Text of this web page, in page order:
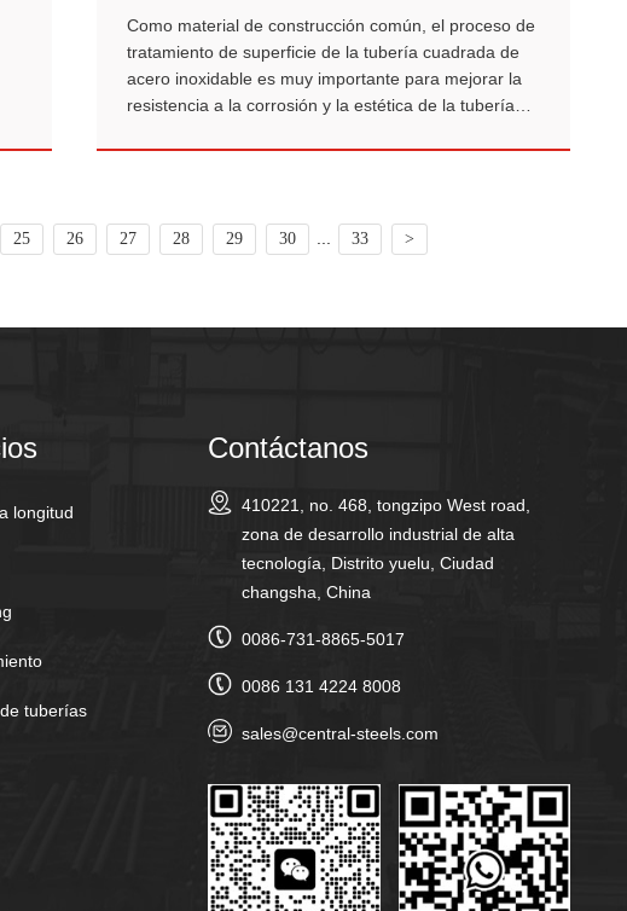
Como material de construcción común, el proceso de
tratamiento de superficie de la tubería cuadrada de
acero inoxidable es muy importante para mejorar la
resistencia a la corrosión y la estética de la tubería
25 26 27 28 29 30 33 >
longitud
tuberías
Contáctanos
410221, no. 468, tongzipo West road,
zona de desarrollo industrial de alta
tecnología, Distrito yuelu, Ciudad
changsha, China
0086-731-8865-5017
0086 131 4224 8008
sales@central-steels.com